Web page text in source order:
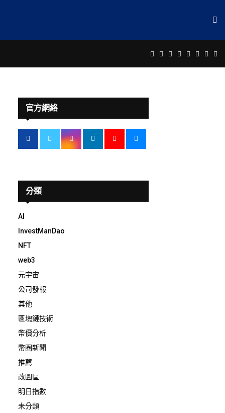
Facebook
TwitterInstagram
Linkedin
Youtube
Email
Rss
官方網絡
分類
AI
InvestManDao
NFT
web3
元宇宙
公司發報
其他
區塊鏈技術
幣價分析
幣圈新聞
推薦
改圖區
明日指數
未分類